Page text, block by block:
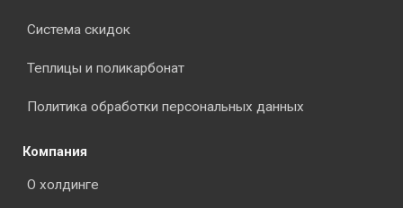
Система скидок
Теплицы и поликарбонат
Политика обработки персональных данных
Компания
О холдинге